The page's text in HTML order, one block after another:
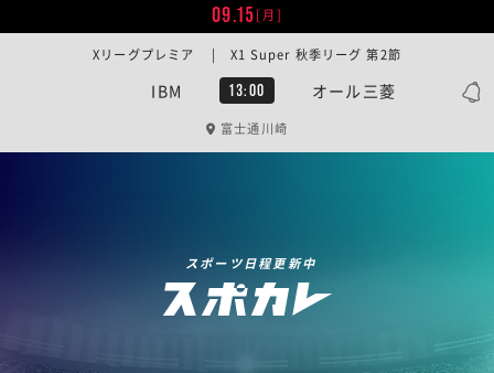
09.15[月]
IBM 13:00 オール三菱
Xリーグプレミア | X1 Super 秋季リーグ 第2節
富士通川崎
スポーツ日程更新中